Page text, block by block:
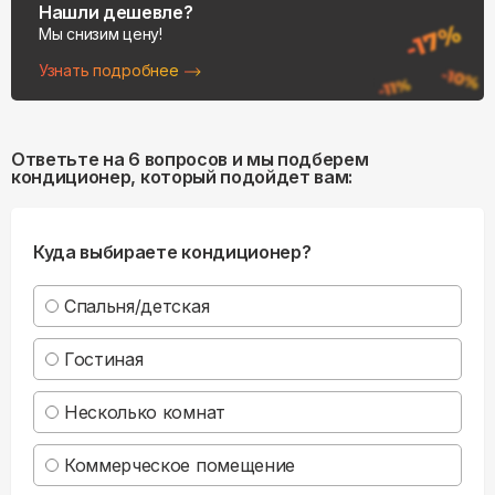
Нашли дешевле?
Мы снизим цену!
Узнать подробнее
Ответьте на 6 вопросов и мы подберем
кондиционер, который подойдет вам:
Куда выбираете кондиционер?
Спальня/детская
Гостиная
Несколько комнат
Коммерческое помещение